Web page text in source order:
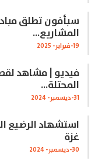
سبأفون تطلق
المشاريع…
19-فبراير- 2025
فيديو | مشاهد
المحتلة…
31-ديسمبر- 2024
استشهاد الرضيع
غزة
30-ديسمبر- 2024